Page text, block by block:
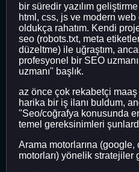
bir süredir yazılım
html, css, js ve modern
oldukça rahatım. Kendi
seo (robots.txt, meta
düzeltme) ile uğraştım,
profesyonel bir SEO
uzmanı" başlık.
az önce çok rekabetçi
harika bir iş ilanı buldum,
"Seo/coğrafya konusunda
temel gereksinimleri
Arama motorlarına (google,
motorları) yönelik stratejiler